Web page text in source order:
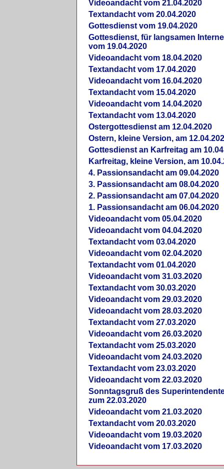
Videoandacht vom 21.04.2020
Textandacht vom 20.04.2020
Gottesdienst vom 19.04.2020
Gottesdienst, für langsamen
vom 19.04.2020
Videoandacht vom 18.04.2020
Textandacht vom 17.04.2020
Videoandacht vom 16.04.2020
Textandacht vom 15.04.2020
Videoandacht vom 14.04.2020
Textandacht vom 13.04.2020
Ostergottesdienst am 12.04.2020
Ostern, kleine Version, am
Gottesdienst an Karfreitag am
Karfreitag, kleine Version, am
4. Passionsandacht am 09.04.2020
3. Passionsandacht am 08.04.2020
2. Passionsandacht am 07.04.2020
1. Passionsandacht am 06.04.2020
Videoandacht vom 05.04.2020
Videoandacht vom 04.04.2020
Textandacht vom 03.04.2020
Videoandacht vom 02.04.2020
Textandacht vom 01.04.2020
Videoandacht vom 31.03.2020
Textandacht vom 30.03.2020
Videoandacht vom 29.03.2020
Videoandacht vom 28.03.2020
Textandacht vom 27.03.2020
Videoandacht vom 26.03.2020
Textandacht vom 25.03.2020
Videoandacht vom 24.03.2020
Textandacht vom 23.03.2020
Videoandacht vom 22.03.2020
Sonntagsgruß des
zum 22.03.2020
Videoandacht vom 21.03.2020
Textandacht vom 20.03.2020
Videoandacht vom 19.03.2020
Videoandacht vom 17.03.2020